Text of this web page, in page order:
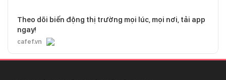
Theo dõi biến động thị trường mọi lúc, mọi nơi, tải app
ngay!
cafef.vn